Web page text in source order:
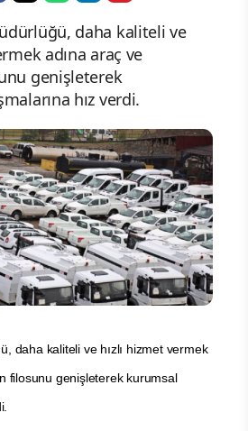
daha kaliteli ve
adına araç ve
genişleterek
hız verdi.
daha kaliteli ve hızlı hizmet vermek
filosunu genişleterek kurumsal